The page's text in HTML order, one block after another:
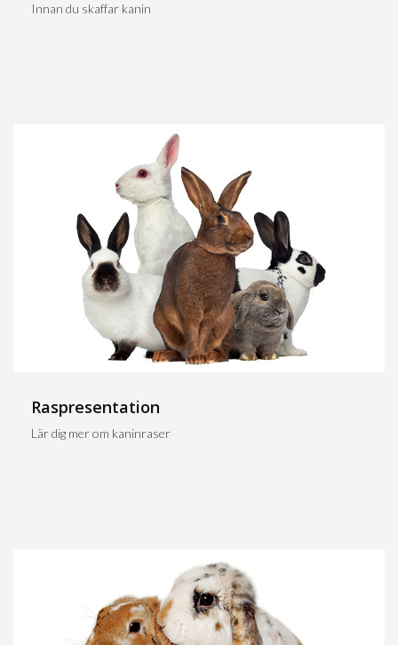
Innan du skaffar kanin
Raspresentation
Lär dig mer om kaninraser